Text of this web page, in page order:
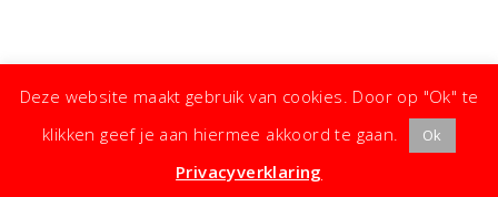
Koken met Karin· Kleine moeite, groot effect ·
Deze website maakt gebruik van cookies. Door op "Ok" te
klikken geef je aan hiermee akkoord te gaan.
Ok
Privacyverklaring